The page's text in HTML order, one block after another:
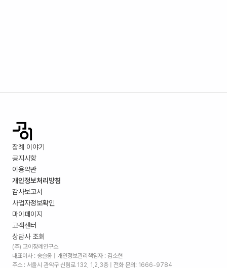
장례 이야기
공지사항
이용약관
개인정보처리방침
감사보고서
사업자정보확인
마이페이지
고객센터
상담사 조회
(주) 고이장례연구소
대표이사 : 송슬옹 | 개인정보관리책임자 : 김소현
주소 : 서울시 관악구 신림로 132, 1,2,3층 | 전화 문의: 1666-9784